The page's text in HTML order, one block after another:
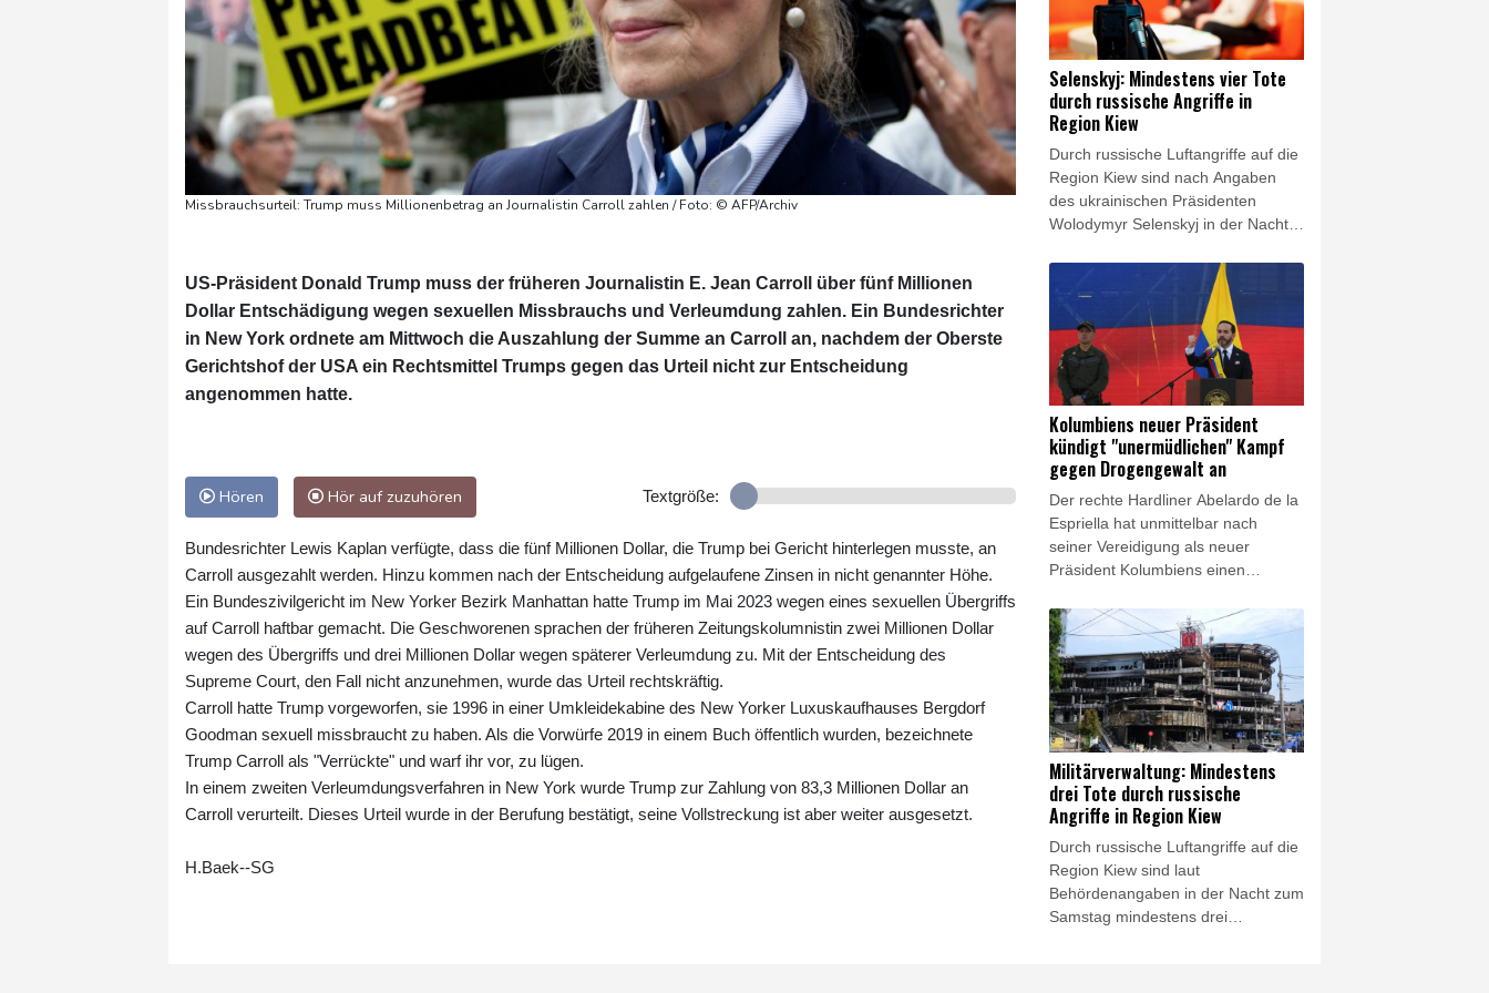
Missbrauchsurteil: Trump muss Millionenbetrag an Journalistin Carroll zahlen / Foto: © AFP/Archiv
US-Präsident Donald Trump muss der früheren Journalistin E. Jean Carroll über fünf Millionen
Dollar Entschädigung wegen sexuellen Missbrauchs und Verleumdung zahlen. Ein Bundesrichter
in New York ordnete am Mittwoch die Auszahlung der Summe an Carroll an, nachdem der Oberste
Gerichtshof der USA ein Rechtsmittel Trumps gegen das Urteil nicht zur Entscheidung
angenommen hatte.
Hören Hör auf zuzuhören Textgröße:
Bundesrichter Lewis Kaplan verfügte, dass die fünf Millionen Dollar, die Trump bei Gericht hinterlegen musste, an
Carroll ausgezahlt werden. Hinzu kommen nach der Entscheidung aufgelaufene Zinsen in nicht genannter Höhe.
Ein Bundeszivilgericht im New Yorker Bezirk Manhattan hatte Trump im Mai 2023 wegen eines sexuellen Übergriffs
auf Carroll haftbar gemacht. Die Geschworenen sprachen der früheren Zeitungskolumnistin zwei Millionen Dollar
wegen des Übergriffs und drei Millionen Dollar wegen späterer Verleumdung zu. Mit der Entscheidung des
Supreme Court, den Fall nicht anzunehmen, wurde das Urteil rechtskräftig.
Carroll hatte Trump vorgeworfen, sie 1996 in einer Umkleidekabine des New Yorker Luxuskaufhauses Bergdorf
Goodman sexuell missbraucht zu haben. Als die Vorwürfe 2019 in einem Buch öffentlich wurden, bezeichnete
Trump Carroll als "Verrückte" und warf ihr vor, zu lügen.
In einem zweiten Verleumdungsverfahren in New York wurde Trump zur Zahlung von 83,3 Millionen Dollar an
Carroll verurteilt. Dieses Urteil wurde in der Berufung bestätigt, seine Vollstreckung ist aber weiter ausgesetzt.
H.Baek--SG
Selenskyj: Mindestens vier Tote
durch russische Angriffe in
Region Kiew
Durch russische Luftangriffe auf die
Region Kiew sind nach Angaben
des ukrainischen Präsidenten
Wolodymyr Selenskyj in der Nacht
Menschen getötet worden. Bei
einem Angriff seien eine
Großmutter, ein Großvater und ihr
dreijähriger Enkel getötet worden,
erklärte Selenskyj im Onlinedienst
X. Die staatlichen Rettungsdienste
veröffentlichten Fotos eines in
Flammen stehenden Gebäudes.
Selenskyj zufolge wurden vier
weitere Menschen ins Krankenhaus
gebracht.
Kolumbiens neuer Präsident
kündigt "unermüdlichen" Kampf
gegen Drogengewalt an
Der rechte Hardliner Abelardo de la
Espriella hat unmittelbar nach
seiner Vereidigung als neuer
Präsident Kolumbiens einen
Drogengewalt angekündigt. Der
Verbündete von US-Präsident
Donald Trump sagte am Freitag in
Cali, er werde wieder "Ordnung" in
das südamerikanische Land
bringen. Der 48-jährige Politik-
Neuling trat die Nachfolge des
linken Präsidenten Gustavo Petro
an.
Militärverwaltung: Mindestens
drei Tote durch russische
Angriffe in Region Kiew
Durch russische Luftangriffe auf die
Region Kiew sind laut
Behördenangaben in der Nacht zum
Samstag mindestens drei